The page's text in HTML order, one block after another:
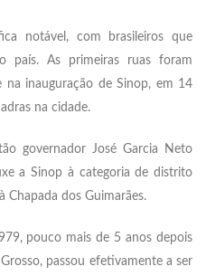
notável, com brasileiros que
país. As primeiras ruas foram
na inauguração de Sinop, em 14
na cidade.
governador José Garcia Neto
a Sinop à categoria de distrito
Chapada dos Guimarães.
pouco mais de 5 anos depois
passou efetivamente a ser